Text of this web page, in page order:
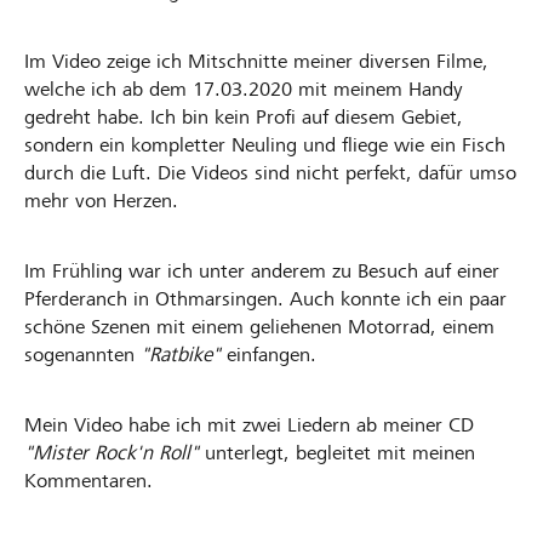
Im Video zeige ich Mitschnitte meiner diversen Filme,
welche ich ab dem 17.03.2020 mit meinem Handy
gedreht habe. Ich bin kein Profi auf diesem Gebiet,
sondern ein kompletter Neuling und fliege wie ein Fisch
durch die Luft. Die Videos sind nicht perfekt, dafür umso
mehr von Herzen.
Im Frühling war ich unter anderem zu Besuch auf einer
Pferderanch in Othmarsingen. Auch konnte ich ein paar
schöne Szenen mit einem geliehenen Motorrad, einem
sogenannten "Ratbike"einfangen.
Mein Video habe ich mit zwei Liedern ab meiner CD
"Mister Rock'n Roll"unterlegt, begleitet mit meinen
Kommentaren.